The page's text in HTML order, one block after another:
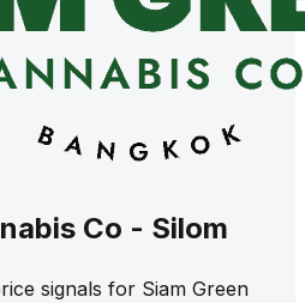
Co - Silom
signals for Siam Green